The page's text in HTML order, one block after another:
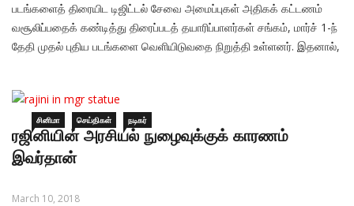
படங்களைத் திரையிட டிஜிட்டல் சேவை அமைப்புகள் அதிகக் கட்டணம்
வசூலிப்பதைக் கண்டித்து திரைப்படத் தயாரிப்பாளர்கள் சங்கம், மார்ச் 1-ந்
தேதி முதல் புதிய படங்களை வெளியிடுவதை நிறுத்தி உள்ளனர். இதனால்,
படப்பிடிப்புகளும் நடக்காது என்றும் அறிவித்து உள்ளனர். இதற்கிடையே,
சினிமா செய்திகள் நடிகர்
ரஜினியின் அரசியல் நுழைவுக்குக் காரணம்
இவர்தான்
March 10, 2018